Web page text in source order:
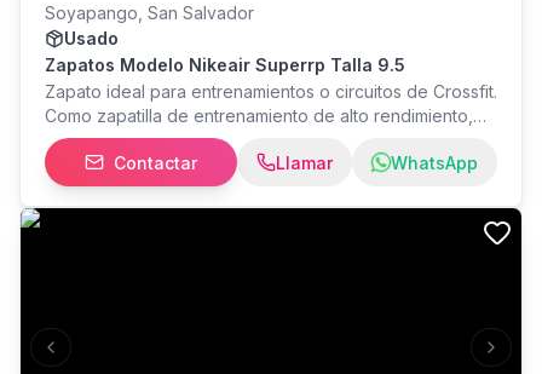
Soyapango, San Salvador
Usado
Zapatos Modelo Nikeair Superrp Talla 9.5
Zapato ideal para entrenamientos o circuitos de Crossfit.
Como zapatilla de entrenamiento de alto rendimiento,
las Nike Air Zoom SuperRep 2 es para todos esos
deportistas que necesitan sacar su mejor versión en
ejercicios de alta intensidad en el gimnasio, o bien en el
box de CrossFit. consultas al
Contactar Llamar WhatsApp
Previous slide Next